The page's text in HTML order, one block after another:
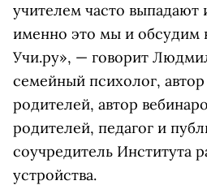
учителем часто выпадают
именно это мы и обсудим
Учи.ру», — говорит
семейный психолог,
родителей, автор
родителей, педагог и
соучредитель Института
устройства.